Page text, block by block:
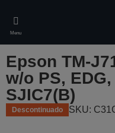
main
content
Menu
Epson TM-
w/o PS,
SJIC7(B)
Descontinuado SKU: